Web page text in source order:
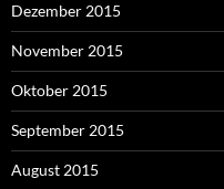
Dezember 2015
November 2015
Oktober 2015
September 2015
August 2015